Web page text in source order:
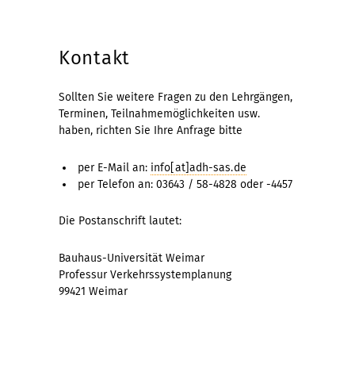
Kontakt
Sollten Sie weitere Fragen zu den Lehrgängen,
Terminen, Teilnahmemöglichkeiten usw.
haben, richten Sie Ihre Anfrage bitte
per E-Mail an: info[at]adh-sas.de
per Telefon an: 03643 / 58-4828 oder -4457
Die Postanschrift lautet:
Bauhaus-Universität Weimar
Professur Verkehrssystemplanung
99421 Weimar